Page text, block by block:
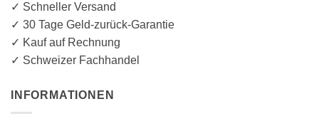
✓ Schneller Versand
✓ 30 Tage Geld-zurück-Garantie
✓ Kauf auf Rechnung
✓ Schweizer Fachhandel
INFORMATIONEN